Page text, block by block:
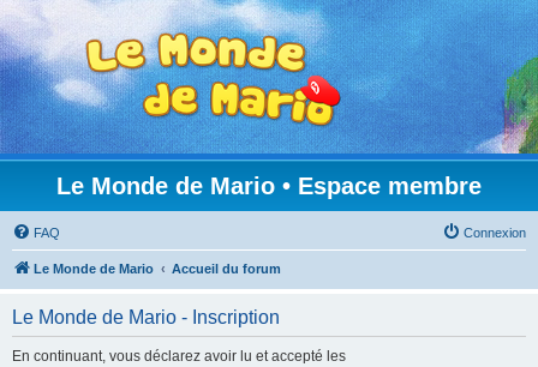
Le Monde de Mario • Espace membre
FAQ Connexion
Le Monde de Mario Accueil du forum
Le Monde de Mario - Inscription
En continuant, vous déclarez avoir lu et accepté les